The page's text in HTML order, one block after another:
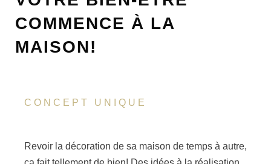
COMMENCE À LA
MAISON!
CONCEPT UNIQUE
Revoir la décoration de sa maison de temps à autre,